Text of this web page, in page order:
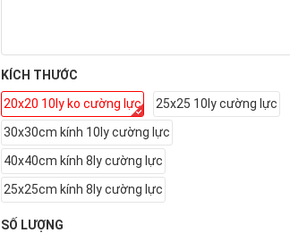
KÍCH THƯỚC
20x20 10ly ko cường lực
25x25 10ly cường lực
30x30cm kính 10ly cường lực
40x40cm kính 8ly cường lực
25x25cm kính 8ly cường lực
SỐ LƯỢNG